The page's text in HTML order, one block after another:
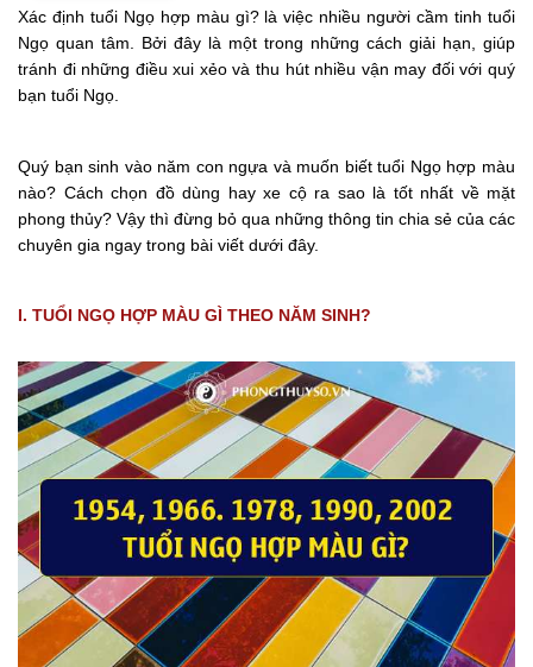
Xác định tuổi Ngọ hợp màu gì? là việc nhiều người cầm tinh tuổi
Ngọ quan tâm. Bởi đây là một trong những cách giải hạn, giúp
tránh đi những điều xui xẻo và thu hút nhiều vận may đối với quý
bạn tuổi Ngọ.
Quý bạn sinh vào năm con ngựa và muốn biết tuổi Ngọ hợp màu
nào? Cách chọn đồ dùng hay xe cộ ra sao là tốt nhất về mặt
phong thủy? Vậy thì đừng bỏ qua những thông tin chia sẻ của các
chuyên gia ngay trong bài viết dưới đây.
I. TUỔI NGỌ HỢP MÀU GÌ THEO NĂM SINH?